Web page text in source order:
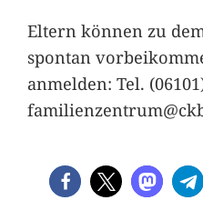
Eltern können zu
spontan
anmelden: Tel.